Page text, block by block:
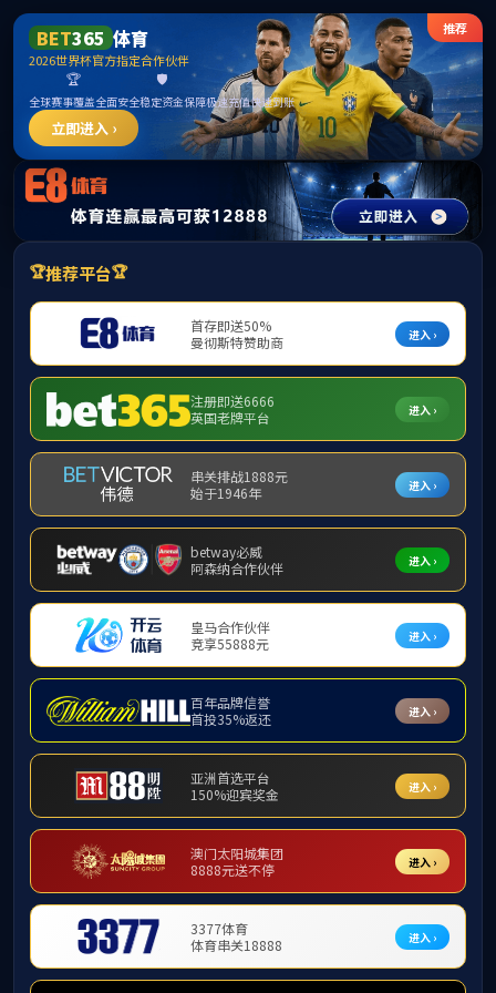
中国·365英国上市(集团)有限公司公司|官方网站
首页 公司概况 党建工作
服务社会
政治宣讲
专项培训
课题研究
365英国上
公司与莞城
东莞监狱政
培训主题与
友情链接